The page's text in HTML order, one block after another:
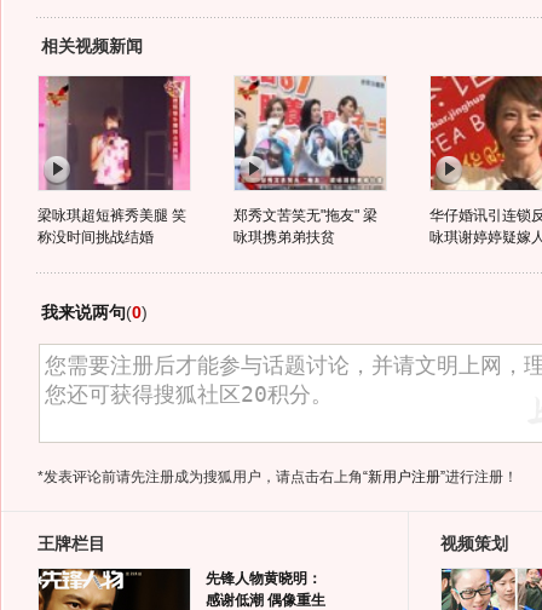
相关视频新闻
梁咏琪超短裤秀美腿 笑
称没时间挑战结婚
郑秀文苦笑无"拖友" 梁
咏琪携弟弟扶贫
华仔婚讯引连锁
咏琪谢婷婷疑嫁
我来说两句(0)
*发表评论前请先注册成为搜狐用户，请点击右上角“新用户注册”进行注册！
王牌栏目
先锋人物黄晓明：
感谢低潮 偶像重生
视频策划